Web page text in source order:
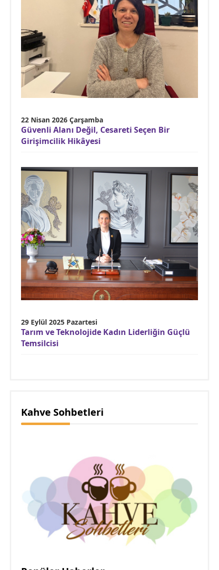
22 Nisan 2026 Çarşamba
Güvenli Alanı Değil, Cesareti Seçen Bir
Girişimcilik Hikâyesi
29 Eylül 2025 Pazartesi
Tarım ve Teknolojide Kadın Liderliğin Güçlü
Temsilcisi
Kahve Sohbetleri